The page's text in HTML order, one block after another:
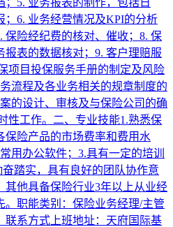
；6. 业务经营情况及KPI的分析
保险经纪费的核对、催收；8. 保
报表的数据核对；9. 客户理赔服
项目投保服务手册的制定及风险
流程及各业务相关的规章制度的
的设计、审核及与保险公司的确
性工作。二、专业技能1.熟悉保
保险产品的市场费率和费用水
用办公软件；3.具有一定的培训
踏实，具有良好的团队协作意
其他具备保险行业3年以上从业经
。职能类别：保险业务经理/主管
联系方式上班地址：天府国际基